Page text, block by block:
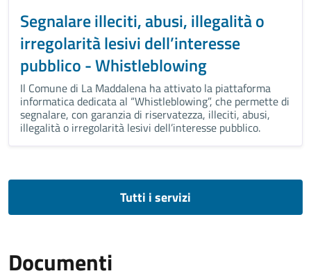
Segnalare illeciti, abusi, illegalità o
irregolarità lesivi dell’interesse
pubblico - Whistleblowing
Il Comune di La Maddalena ha attivato la piattaforma
informatica dedicata al “Whistleblowing”, che permette di
segnalare, con garanzia di riservatezza, illeciti, abusi,
illegalità o irregolarità lesivi dell’interesse pubblico.
Tutti i servizi
Documenti